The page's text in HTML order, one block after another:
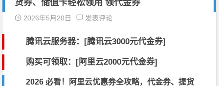
货券、储值卡轻松领用 领代金券
2026年5月20日 发表评论
腾讯云服务器：[腾讯云3000元代金券]
购买可领取：[阿里云2000元代金券]
2026 必看！阿里云优惠券全攻略，代金券、提货